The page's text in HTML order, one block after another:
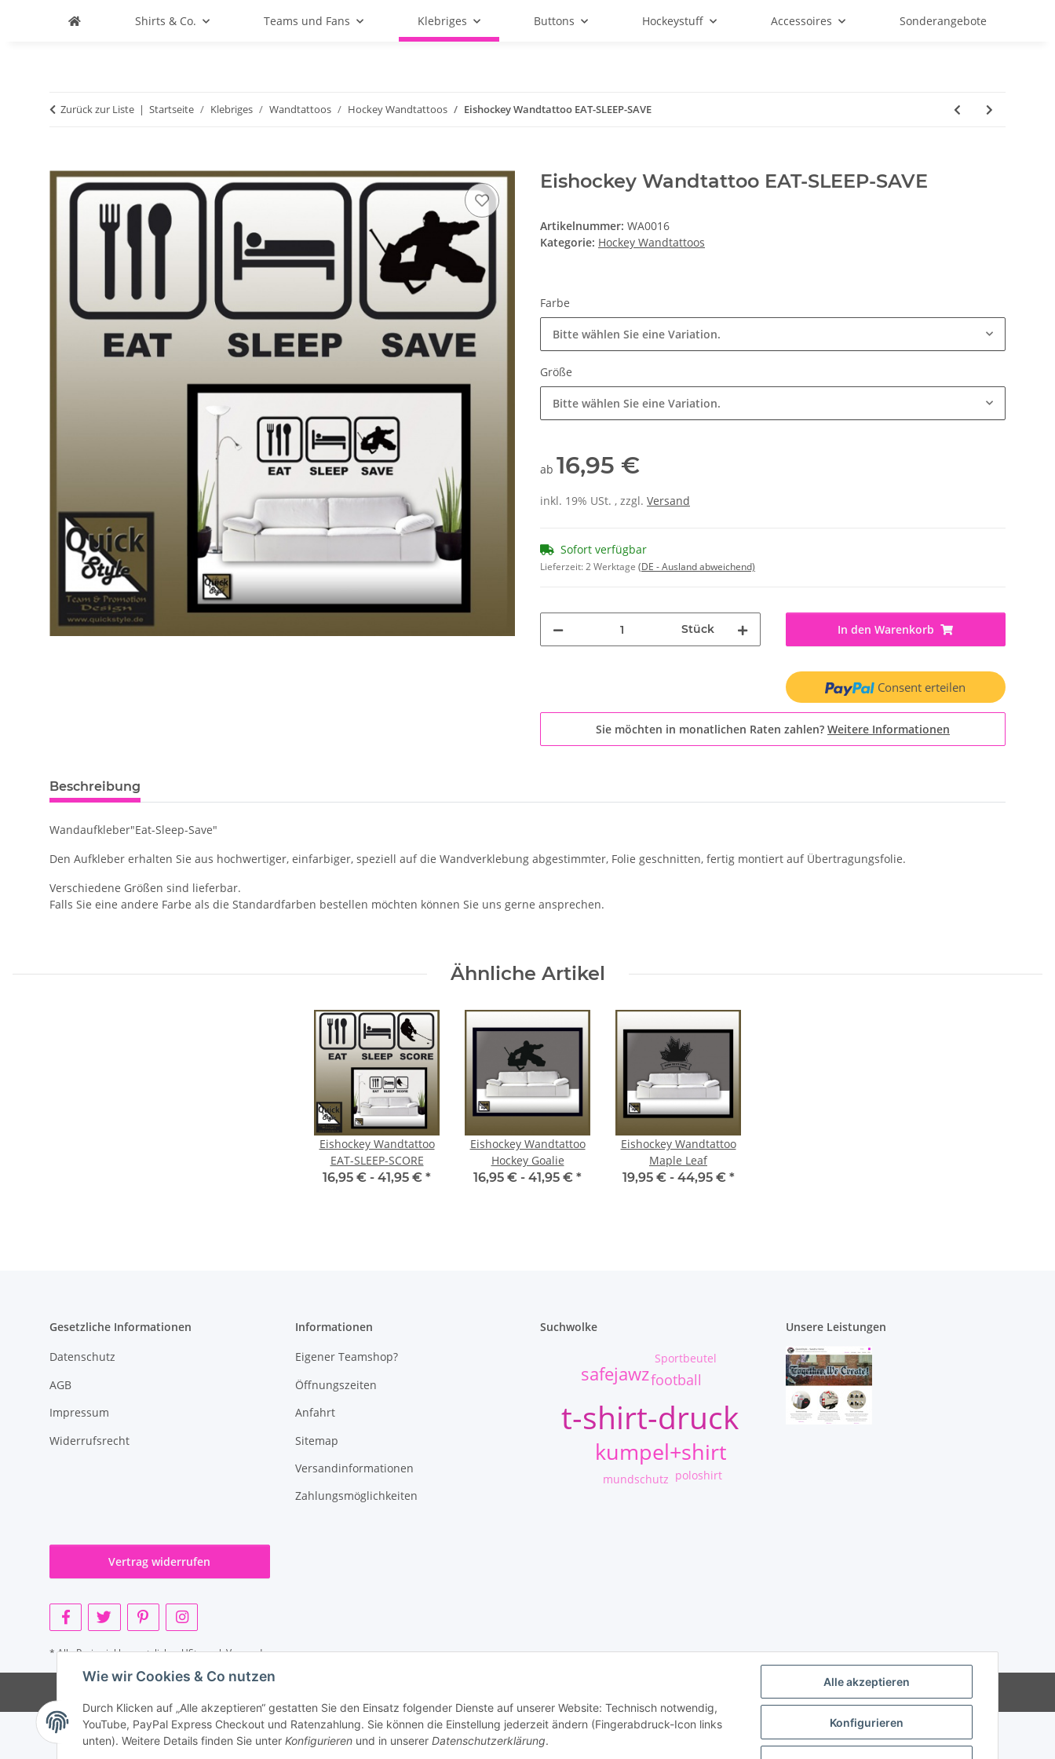
Alle akzeptieren
Konfigurieren
Wie wir Cookies & Co nutzen
Durch Klicken auf „Alle akzeptieren“ gestatten Sie den Einsatz folgender Dienste auf unserer Website: Technisch notwendig,
YouTube, PayPal Express Checkout und Ratenzahlung. Sie können die Einstellung jederzeit ändern (Fingerabdruck-Icon links
unten). Weitere Details finden Sie unter Konfigurieren und in unserer Datenschutzerklärung.
Shirts & Co. Teams und Fans Klebriges Buttons Hockeystuff Accessoires Sonderangebote
Zurück zur Liste Startseite Klebriges Wandtattoos Hockey Wandtattoos Eishockey Wandtattoo EAT-SLEEP-SAVE
Eishockey Wandtattoo EAT-SLEEP-SAVE
Artikelnummer: WA0016
Kategorie: Hockey Wandtattoos
Farbe
Bitte wählen Sie eine Variation.
Größe
Bitte wählen Sie eine Variation.
ab 16,95 €
inkl. 19% USt. , zzgl. Versand
Sofort verfügbar
Lieferzeit:2 Werktage (DE - Ausland abweichend)
Stück In den Warenkorb
Consent erteilen
Sie möchten in monatlichen Raten zahlen? Weitere Informationen
Beschreibung
Wandaufkleber"Eat-Sleep-Save"
Den Aufkleber erhalten Sie aus hochwertiger, einfarbiger, speziell auf die Wandverklebung abgestimmter, Folie geschnitten, fertig montiert auf Übertragungsfolie.
Verschiedene Größen sind lieferbar.
Falls Sie eine andere Farbe als die Standardfarben bestellen möchten können Sie uns gerne ansprechen.
Ähnliche Artikel
Eishockey Wandtattoo
EAT-SLEEP-SCORE
16,95 € - 41,95 € *
Eishockey Wandtattoo
Hockey Goalie
16,95 € - 41,95 € *
Eishockey Wandtattoo
Maple Leaf
19,95 € - 44,95 € *
Gesetzliche Informationen
Datenschutz
AGB
Impressum
Widerrufsrecht
Informationen
Eigener Teamshop?
Öffnungszeiten
Anfahrt
Sitemap
Versandinformationen
Zahlungsmöglichkeiten
Suchwolke
t-shirt-druck
kumpel+shirt
safejawzfootball
Sportbeutel
mundschutz poloshirt
Unsere Leistungen
Vertrag widerrufen
* Alle Preise inkl. gesetzlicher USt., zzgl.Versand